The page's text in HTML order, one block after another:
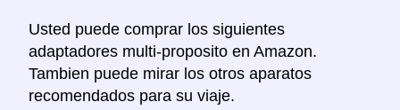
Usted puede comprar los siguientes
adaptadores multi-proposito en Amazon.
Tambien puede mirar los otros aparatos
recomendados para su viaje.